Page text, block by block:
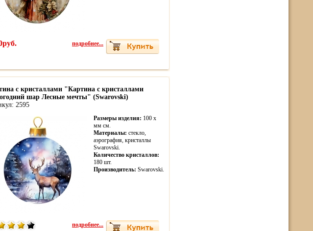
подробнее...
с кристаллами "Картина с кристаллами
шар Лесные мечты" (Swarovski)
2595
Размеры изделия: 100 x
мм см.
Материалы: стекло,
аэрография, кристаллы
Swarovski.
Количество кристаллов:
180 шт.
Производитель: Swarovski.
подробнее...